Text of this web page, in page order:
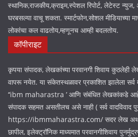
स्थानिक,राजकीय,क्राइम,स्पेशल रिपोर्ट, लेटेस्ट न्युज,
घरबसल्या वाचू शकता. स्मार्टफोन,सोशल मीडियाच्या
लोकांचा कल वाढतोय,म्हणूनच आम्ही बदलतोय.
कॉपीराइट
कृपया संपादक, लेखकांच्या परवानगी शिवाय कुठलेही
वापरू नयेत. या संकेतस्थळावर प्रकाशित झालेला
‘‘ibm maharastra ’ आणि संबंधित लेखकांकडे
संपादक सहमत असतीलच असे नाही ( सर्व वादविवाद
https://ibmmaharastra.com/ सदर लेख अथवा
छापील, इलेक्ट्रॉनिक माध्यमात परवानगीशिवाय